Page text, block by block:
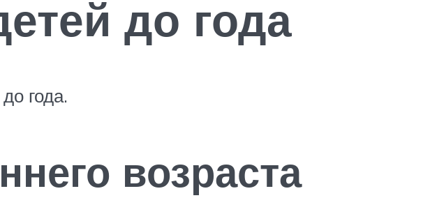
до года
года.
возраста